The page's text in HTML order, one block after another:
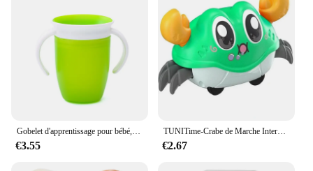
€3.55
TUNITime-Crabe de Marche Interactif à Double Force pour Bébé, Jouet Sensoriel pour ApprentiCumbria et Développement de Ramper
€2.67